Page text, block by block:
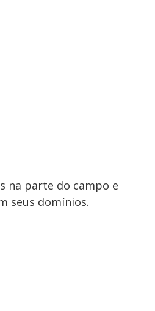
na parte do campo e
seus domínios.